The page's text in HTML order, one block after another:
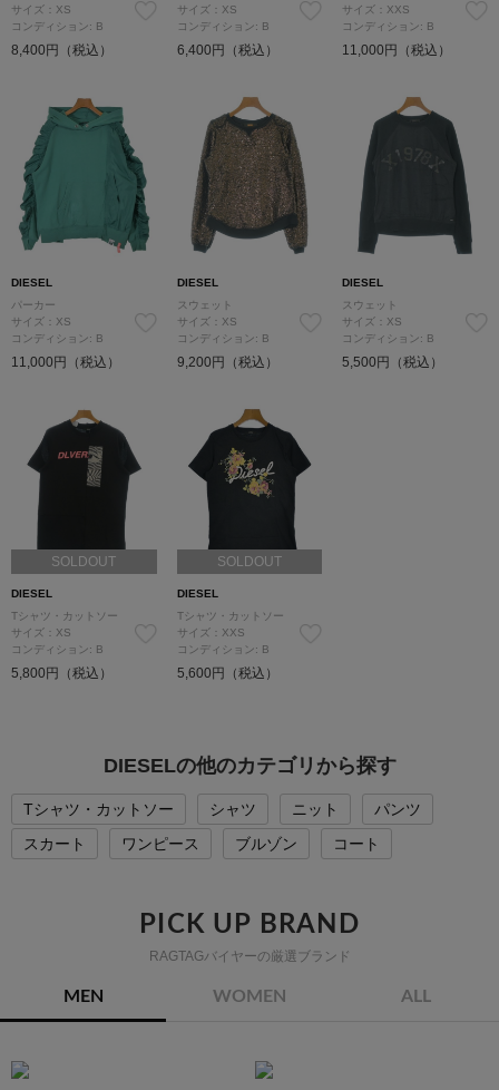
サイズ：XS
コンディション: B
8,400円（税込）
サイズ：XS
コンディション: B
6,400円（税込）
サイズ：XXS
コンディション: B
11,000円（税込）
DIESEL
パーカー
サイズ：XS
コンディション: B
11,000円（税込）
DIESEL
スウェット
サイズ：XS
コンディション: B
9,200円（税込）
DIESEL
スウェット
サイズ：XS
コンディション: B
5,500円（税込）
SOLDOUT
DIESEL
Tシャツ・カットソー
サイズ：XS
コンディション: B
5,800円（税込）
SOLDOUT
DIESEL
Tシャツ・カットソー
サイズ：XXS
コンディション: B
5,600円（税込）
DIESELの他のカテゴリから探す
Tシャツ・カットソー シャツ ニット
パンツ
スカート
ワンピース ブルゾン コート
PICK UP BRAND
RAGTAGバイヤーの厳選ブランド
MEN WOMEN ALL